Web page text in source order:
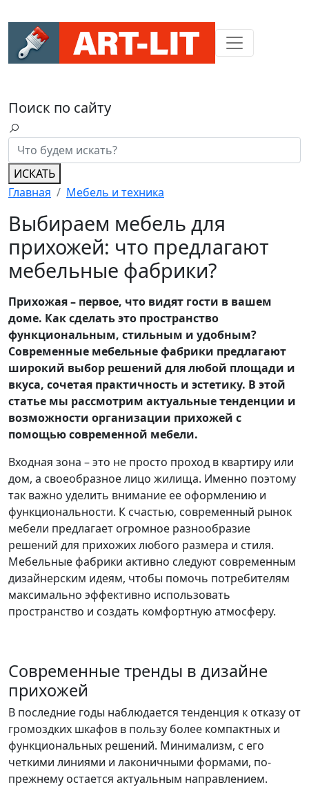
Поиск по сайту
ИСКАТЬ
Главная
Мебель и техника
Выбираем мебель для
прихожей: что предлагают
мебельные фабрики?
Прихожая – первое, что видят гости в вашем
доме. Как сделать это пространство
функциональным, стильным и удобным?
Современные мебельные фабрики предлагают
широкий выбор решений для любой площади и
вкуса, сочетая практичность и эстетику. В этой
статье мы рассмотрим актуальные тенденции и
возможности организации прихожей с
помощью современной мебели.
Входная зона – это не просто проход в квартиру или
дом, а своеобразное лицо жилища. Именно поэтому
так важно уделить внимание ее оформлению и
функциональности. К счастью, современный рынок
мебели предлагает огромное разнообразие
решений для прихожих любого размера и стиля.
Мебельные фабрики активно следуют современным
дизайнерским идеям, чтобы помочь потребителям
максимально эффективно использовать
пространство и создать комфортную атмосферу.
Современные тренды в дизайне
прихожей
В последние годы наблюдается тенденция к отказу от
громоздких шкафов в пользу более компактных и
функциональных решений. Минимализм, с его
четкими линиями и лаконичными формами, по-
прежнему остается актуальным направлением.